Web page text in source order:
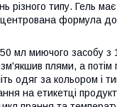
різного типу. Гель
формула
мл миючого засобу
плями, а потім
одяг за кольором і
на етикетці